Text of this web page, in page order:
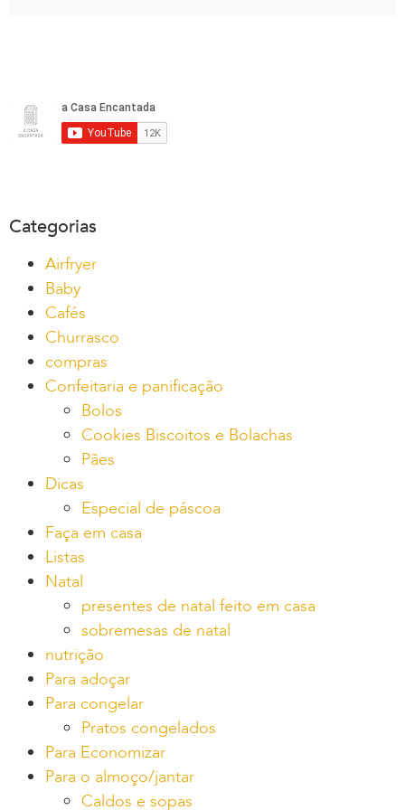
Categorias
Airfryer
Baby
Cafés
Churrasco
compras
Confeitaria e panificação
Bolos
Cookies Biscoitos e Bolachas
Pães
Dicas
Especial de páscoa
Faça em casa
Listas
Natal
presentes de natal feito em casa
sobremesas de natal
nutrição
Para adoçar
Para congelar
Pratos congelados
Para Economizar
Para o almoço/jantar
Caldos e sopas